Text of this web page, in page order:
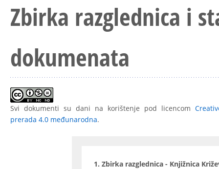
Zbirka razglednica i
dokumenata
Svi dokumenti su dani na korištenje pod licencom
prerada 4.0 međunarodna.
1. Zbirka razglednica - Knjižnica